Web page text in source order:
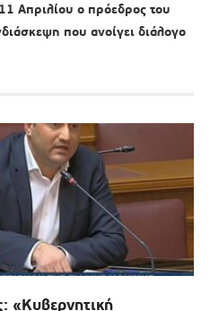
Απριλίου ο πρόεδρος του
που ανοίγει διάλογο
«Κυβερνητική